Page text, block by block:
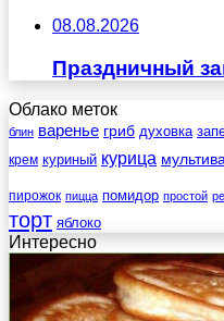
08.08.2026
Праздничный
Облако меток
блин варенье гриб духовка
крем куриный курица
пирожок пицца помидор простой
торт яблоко
Интересно